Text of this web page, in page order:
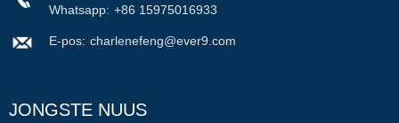
Whatsapp: +86 15975016933
E-pos: charlenefeng@ever9.com
JONGSTE NUUS